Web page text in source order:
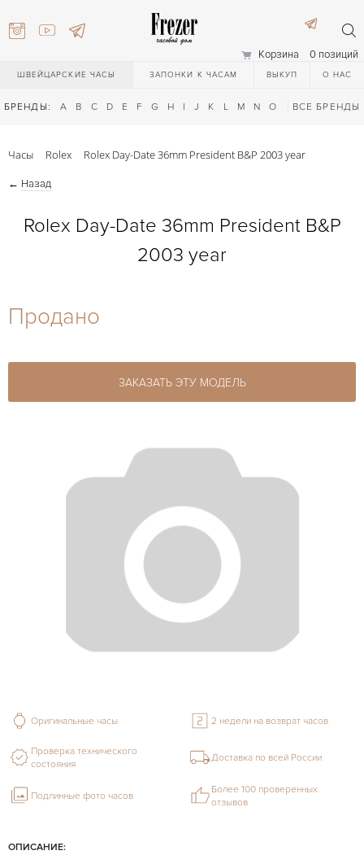
Корзина 0 позиций
ШВЕЙЦАРСКИЕ ЧАСЫ ЗАПОНКИ К ЧАСАМ ВЫКУП О НАС
БРЕНДЫ: A B C D E F G H I J K L M N O Q R S T
ВСЕ БРЕНДЫ
27-44
Часы Rolex Rolex Day-Date 36mm President B&P 2003 year
← Назад
Rolex Day-Date 36mm President B&P
2003 year
Продано
ЗАКАЗАТЬ ЭТУ МОДЕЛЬ
ОПИСАНИЕ:
Оригинальные часы 2 недели на возврат часов
Проверка технического
состояния
Доставка по всей России
Подлинные фото часов
Более 100 проверенных
отзывов